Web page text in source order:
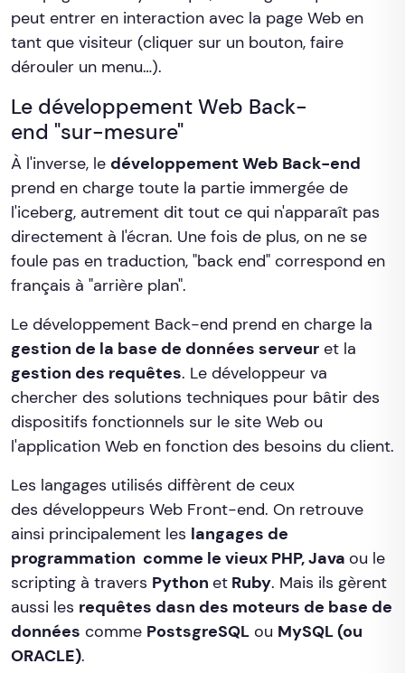
peut entrer en interaction avec la page Web en
tant que visiteur (cliquer sur un bouton, faire
dérouler un menu…).
Le développement Web Back-
end "sur-mesure"
À l'inverse, le développement Web Back-end
prend en charge toute la partie immergée de
l'iceberg, autrement dit tout ce qui n'apparaît pas
directement à l'écran. Une fois de plus, on ne se
foule pas en traduction, "back end" correspond en
français à "arrière plan".
Le développement Back-end prend en charge la
gestion de la base de données serveur et la
gestion des requêtes. Le développeur va
chercher des solutions techniques pour bâtir des
dispositifs fonctionnels sur le site Web ou
l'application Web en fonction des besoins du client.
Les langages utilisés diffèrent de ceux
des développeurs Web Front-end. On retrouve
ainsi principalement les langages de
programmation comme le vieux PHP, Java ou le
scripting à travers Python et Ruby. Mais ils gèrent
aussi les requêtes dasn des moteurs de base de
données comme PostsgreSQL ou MySQL (ou
ORACLE).